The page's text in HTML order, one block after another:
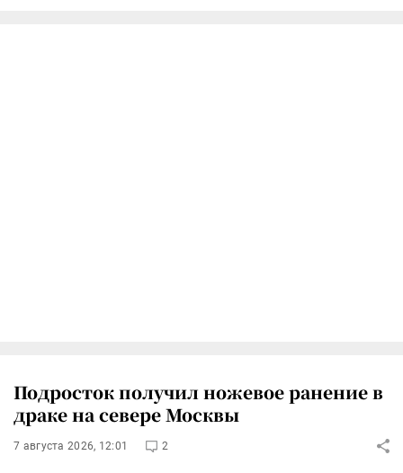
Подросток получил ножевое ранение в
драке на севере Москвы
7 августа 2026, 12:01 2